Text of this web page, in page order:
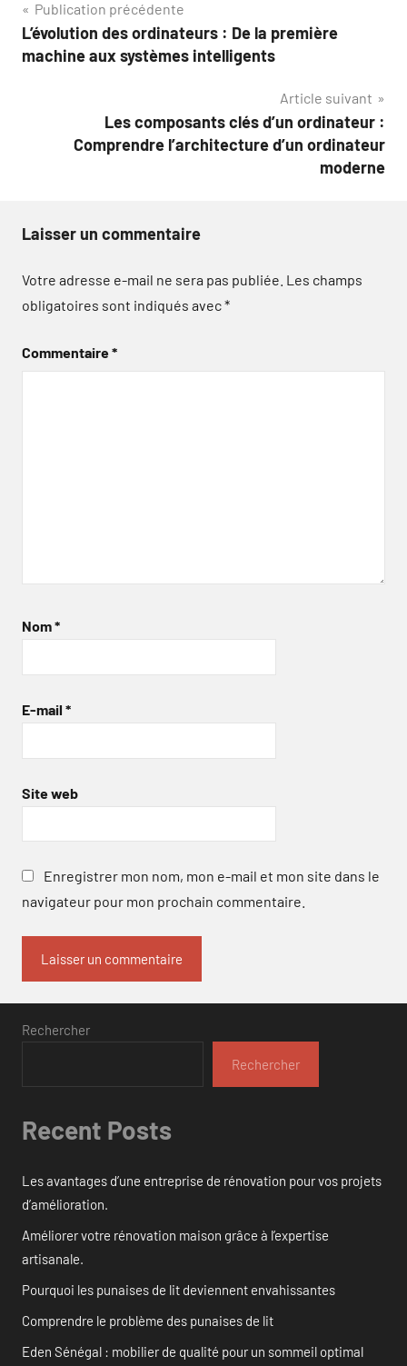
Navigation
de
Publication précédente
L’évolution des ordinateurs : De la première
machine aux systèmes intelligents
Article suivant
Les composants clés d’un ordinateur :
Comprendre l’architecture d’un ordinateur
moderne
Laisser un commentaire
Votre adresse e-mail ne sera pas publiée. Les champs
obligatoires sont indiqués avec*
Commentaire*
Nom*
E-mail *
Site web
Enregistrer mon nom, mon e-mail et mon site dans le
navigateur pour mon prochain commentaire.
Rechercher
Rechercher
Recent Posts
Les avantages d’une entreprise de rénovation pour vos projets
d’amélioration.
Améliorer votre rénovation maison grâce à l’expertise
artisanale.
Pourquoi les punaises de lit deviennent envahissantes
Comprendre le problème des punaises de lit
Eden Sénégal : mobilier de qualité pour un sommeil optimal